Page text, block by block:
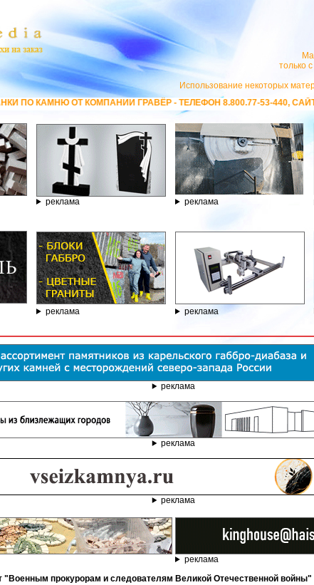
только
Использование некоторых
ГРАВЁР - ТЕЛЕФОН 8.800.77-53-440, САЙТhttps://stanok-graver.ru
реклама реклама
реклама реклама
реклама
реклама
реклама
реклама
прокурорам и следователям Великой Отечественной войны"